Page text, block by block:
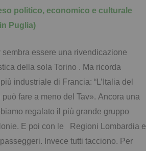
politico, economico e culturale
Puglia)
sembra essere una rivendicazione
della sola Torino . Ma ricorda
industriale di Francia: “L’Italia del
fare a meno del Tav». Ancora una
regalato il più grande gruppo
E poi con le Regioni Lombardia e
Invece tutti tacciono. Per